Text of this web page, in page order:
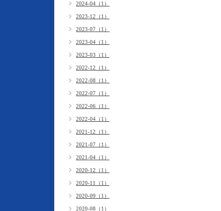
2024-04（1）
2023-12（1）
2023-07（1）
2023-04（1）
2023-03（1）
2022-12（1）
2022-08（1）
2022-07（1）
2022-06（1）
2022-04（1）
2021-12（1）
2021-07（1）
2021-04（1）
2020-12（1）
2020-11（1）
2020-09（1）
2020-08（1）